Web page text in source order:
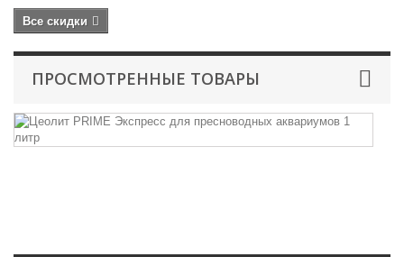
Все скидки
ПРОСМОТРЕННЫЕ ТОВАРЫ